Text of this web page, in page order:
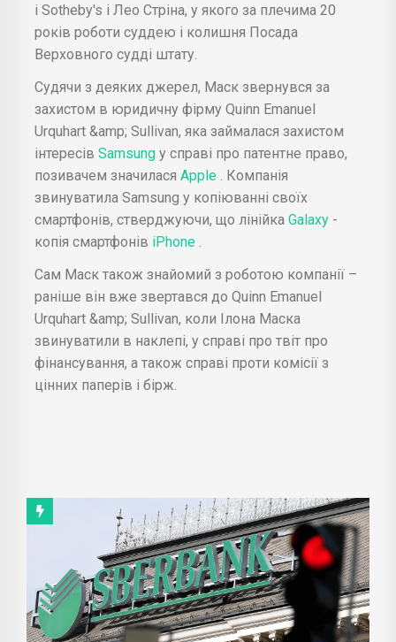
і Sotheby's і Лео Стріна, у якого за плечима 20
років роботи суддею і колишня Посада
Верховного судді штату.
Судячи з деяких джерел, Маск звернувся за
захистом в юридичну фірму Quinn Emanuel
Urquhart &amp; Sullivan, яка займалася захистом
інтересів Samsung у справі про патентне право,
позивачем значилася Apple
. Компанія
звинуватила Samsung у копіюванні своїх
смартфонів, стверджуючи, що лінійка Galaxy -
копія смартфонів iPhone
Сам Маск також знайомий з роботою компанії –
раніше він вже звертався до Quinn Emanuel
Urquhart &amp; Sullivan, коли Ілона Маска
звинуватили в наклепі, у справі про твіт про
фінансування, а також справі проти комісії з
цінних паперів і бірж.